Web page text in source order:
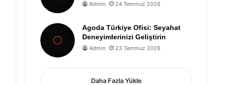
Admin 24 Temmuz 2026
Agoda Türkiye Ofisi: Seyahat
Deneyimlerinizi Geliştirin
Admin 23 Temmuz 2026
Daha Fazla Yükle